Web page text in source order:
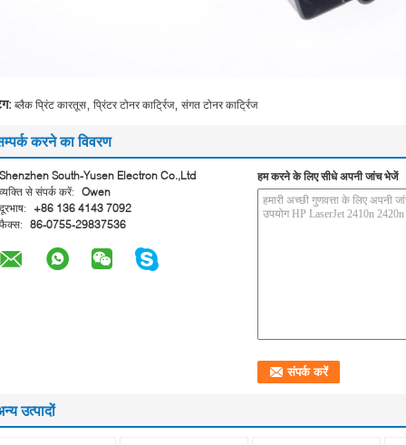
ब्लैक प्रिंट कारतूस प्रिंटर टोनर कार्ट्रिज, संगत टोनर कार्ट्रिज
करने का विवरण
Shenzhen South-Yusen Electron Co.,Ltd
व्यक्ति से संपर्क करें: Owen
दूरभाष:
+86 136 4143 7092
फैक्स: 86-0755-29837536
हम करने के लिए सीधे अपनी जांच भेजें
उत्पादों